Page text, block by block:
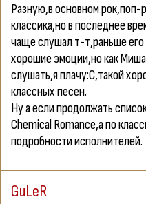
Разную,в основном
классика,но в последнее
чаще слушал т-т,раньше
хорошие эмоции,но как
слушать,я плачу:С,такой
классных песен.
Ну а если продолжать
Chemical Romance,а по
подробности исполнителей.
GuLeR